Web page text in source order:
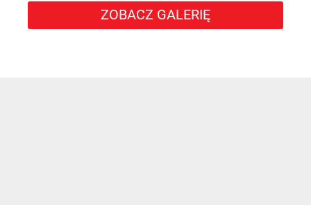
ZOBACZ GALERIĘ